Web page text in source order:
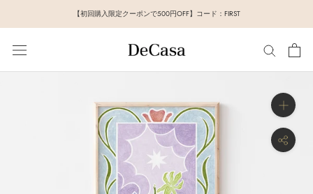
し
【初回購入限定クーポンで500円OFF】コード：FIRST